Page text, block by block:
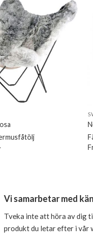
Vi samarbetar med
Tveka inte att höra av dig
produkt du letar efter i vår